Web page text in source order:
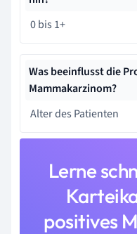
0 bis 1+
Was beeinflusst die
Mammakarzinom?
Alter des Patienten
Lerne
positives